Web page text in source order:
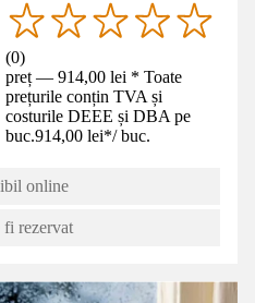
(0)
preț — 914,00 lei * Toate
prețurile conțin TVA și
costurile DEEE și DBA pe
buc.914,00 lei*/ buc.
online
fi rezervat